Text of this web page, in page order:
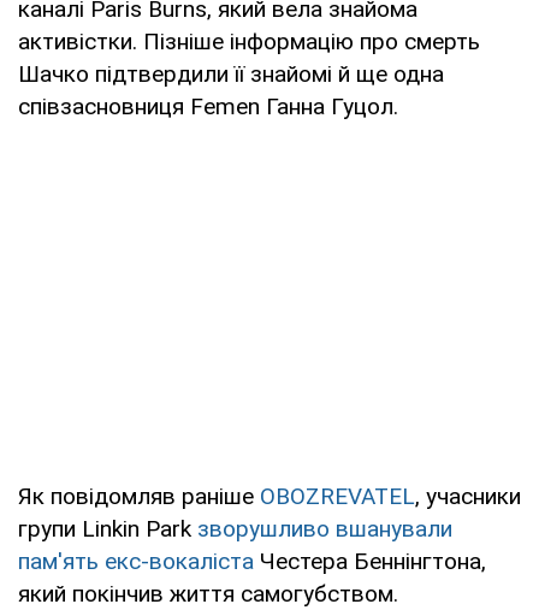
каналі Paris Burns, який вела знайома
активістки. Пізніше інформацію про смерть
Шачко підтвердили її знайомі й ще одна
співзасновниця Femen Ганна Гуцол.
Як повідомляв раніше OBOZREVATEL, учасники
групи Linkin Park зворушливо вшанували
пам'ять екс-вокаліста Честера Беннінгтона,
який покінчив життя самогубством.